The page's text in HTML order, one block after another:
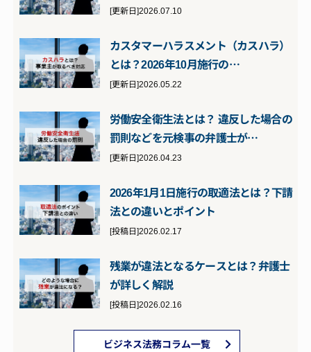
[更新日]2026.07.10
カスタマーハラスメント（カスハラ）
とは？2026年10月施行の…
[更新日]2026.05.22
労働安全衛生法とは？ 違反した場合の
罰則などを元検事の弁護士が…
[更新日]2026.04.23
2026年1月1日施行の取適法とは？下請
法との違いとポイント
[投稿日]2026.02.17
残業が違法となるケースとは？弁護士
が詳しく解説
[投稿日]2026.02.16
ビジネス法務コラム一覧